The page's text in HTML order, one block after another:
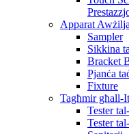
Apparat
Sampler
Sikkina
Bracket
Pjanċa
Fixture
Tagħmir għall-
Tester
Tester